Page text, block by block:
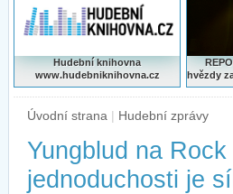
Hudební knihovna
www.hudebniknihovna.cz
hvězdy
Úvodní strana | Hudební zprávy
Yungblud na
jednoduchosti je